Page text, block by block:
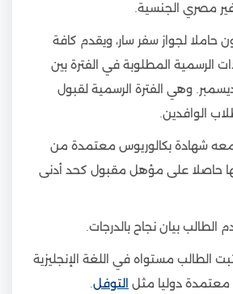
مصري الجنسية.
حاملا لجواز سفر سار، ويقدم كافة
الرسمية المطلوبة في الفترة بين
وهي الفترة الرسمية لقبول
الوافدين.
معه شهادة بكالوريوس معتمدة من
حاصلا على مؤهل مقبول كحد أدنى
الطالب بيان نجاح بالدرجات.
الطالب مستواه في اللغة الإنجليزية
دوليا مثل
التوفل